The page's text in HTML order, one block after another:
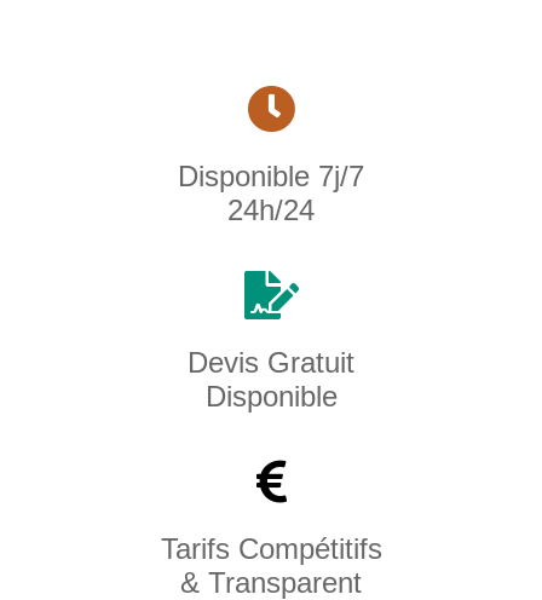
Disponible 7j/7
24h/24
Devis Gratuit
Disponible
Tarifs Compétitifs
& Transparent